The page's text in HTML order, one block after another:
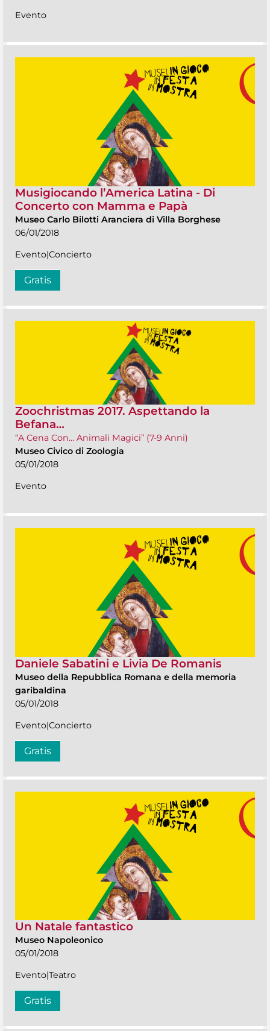
Evento
Musigiocando l’America Latina - Di
Concerto con Mamma e Papà
Museo Carlo Bilotti Aranciera di Villa Borghese
06/01/2018
Evento|Concierto
Gratis
Zoochristmas 2017. Aspettando la
Befana…
“A Cena Con… Animali Magici” (7-9 Anni)
Museo Civico di Zoologia
05/01/2018
Evento
Daniele Sabatini e Livia De Romanis
Museo della Repubblica Romana e della memoria
garibaldina
05/01/2018
Evento|Concierto
Gratis
Un Natale fantastico
Museo Napoleonico
05/01/2018
Evento|Teatro
Gratis